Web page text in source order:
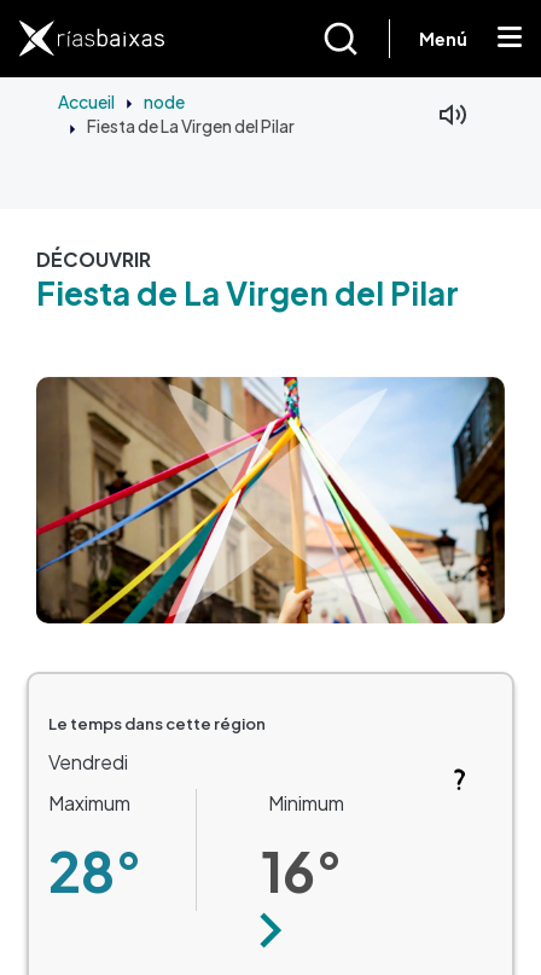
Menú
Accueil node
Fiesta de La Virgen del Pilar
DÉCOUVRIR
Fiesta de La Virgen del Pilar
Image
Le temps dans cette région
Vendredi
Maximum
28°
Minimum
16°
Suivant